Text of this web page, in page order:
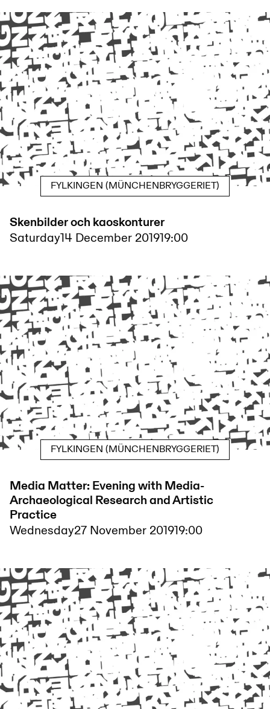
FYLKINGEN (MÜNCHENBRYGGERIET)
Skenbilder och kaoskonturer
Saturday14 December 201919:00
FYLKINGEN (MÜNCHENBRYGGERIET)
Media Matter: Evening with Media-
Archaeological Research and Artistic
Practice
Wednesday27 November 201919:00